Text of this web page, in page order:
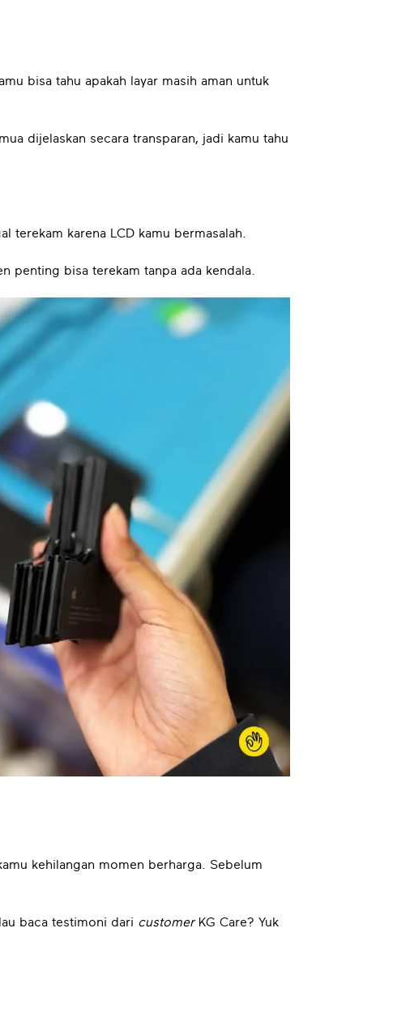
bisa tahu apakah layar masih aman untuk
dijelaskan secara transparan, jadi kamu tahu
karena LCD kamu bermasalah.
penting bisa terekam tanpa ada kendala.
kehilangan momen berharga. Sebelum
baca testimoni dari customer KG Care? Yuk